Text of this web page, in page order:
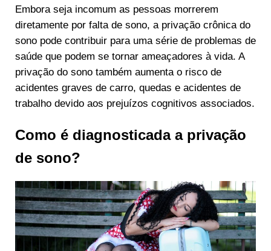
Embora seja incomum as pessoas morrerem
diretamente por falta de sono, a privação crônica do
sono pode contribuir para uma série de problemas de
saúde que podem se tornar ameaçadores à vida. A
privação do sono também aumenta o risco de
acidentes graves de carro, quedas e acidentes de
trabalho devido aos prejuízos cognitivos associados.
Como é diagnosticada a privação
de sono?